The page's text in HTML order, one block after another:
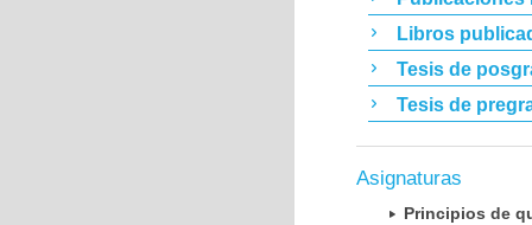
Libros
Tesis de
Tesis de
Asignaturas
Principios de